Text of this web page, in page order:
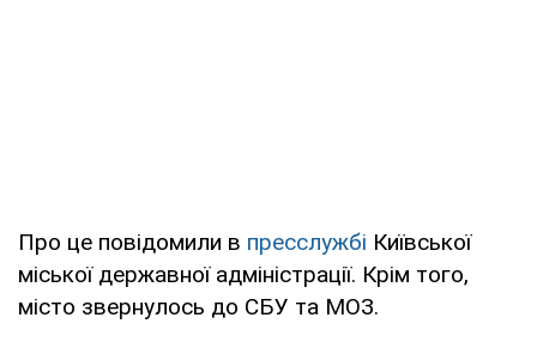
Про це повідомили в пресслужбі Київської
міської державної адміністрації. Крім того,
місто звернулось до СБУ та МОЗ.